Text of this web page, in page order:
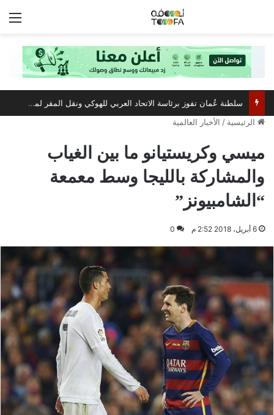
سلطنة عُمان تفوز برئاسة الاتحاد العربي للهوكي ونقل المقر لمسقط
الرئيسية / الأخبار العالمية
ميسي وكريستيانو ما بين الغياب
والمشاركة بالليجا وسط معمعة
“الشامبيونز”
6 أبريل، 2018 2:52 م 0